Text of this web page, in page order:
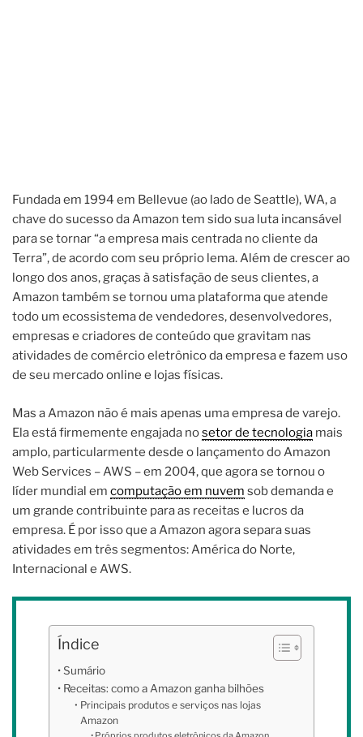
Fundada em 1994 em Bellevue (ao lado de Seattle), WA, a
chave do sucesso da Amazon tem sido sua luta incansável
para se tornar “a empresa mais centrada no cliente da
Terra”, de acordo com seu próprio lema. Além de crescer ao
longo dos anos, graças à satisfação de seus clientes, a
Amazon também se tornou uma plataforma que atende
todo um ecossistema de vendedores, desenvolvedores,
empresas e criadores de conteúdo que gravitam nas
atividades de comércio eletrônico da empresa e fazem uso
de seu mercado online e lojas físicas.
Mas a Amazon não é mais apenas uma empresa de varejo.
Ela está firmemente engajada nosetor de tecnologia mais
amplo, particularmente desde o lançamento do Amazon
Web Services – AWS – em 2004, que agora se tornou o
líder mundial em computação em nuvem sob demanda e
um grande contribuinte para as receitas e lucros da
empresa. É por isso que a Amazon agora separa suas
atividades em três segmentos: América do Norte,
Internacional e AWS.
Índice
Sumário
Receitas: como a Amazon ganha bilhões
Principais produtos e serviços nas lojas
Amazon